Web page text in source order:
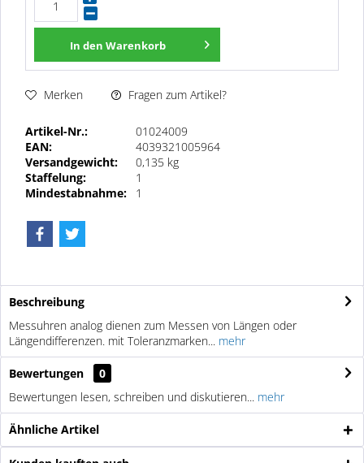
In den Warenkorb
Merken Fragen zum Artikel?
Artikel-Nr.:
01024009
EAN:
4039321005964
Versandgewicht:
0,135 kg
Staffelung:
1
Mindestabnahme:
1
Beschreibung
Messuhren analog dienen zum Messen von Längen oder
Längendifferenzen. mit Toleranzmarken... mehr
Bewertungen
0
Bewertungen lesen, schreiben und diskutieren... mehr
Ähnliche Artikel